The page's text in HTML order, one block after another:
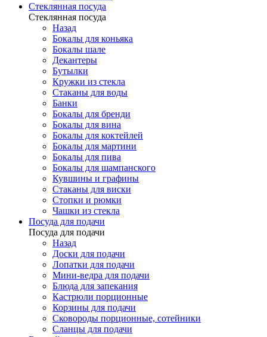
Стеклянная посуда
Стеклянная посуда
Назад
Бокалы для коньяка
Бокалы шале
Декантеры
Бутылки
Кружки из стекла
Стаканы для воды
Банки
Бокалы для бренди
Бокалы для вина
Бокалы для коктейлей
Бокалы для мартини
Бокалы для пива
Бокалы для шампанского
Кувшины и графины
Стаканы для виски
Стопки и рюмки
Чашки из стекла
Посуда для подачи
Посуда для подачи
Назад
Доски для подачи
Лопатки для подачи
Мини-ведра для подачи
Блюда для запекания
Кастрюли порционные
Корзины для подачи
Сковороды порционные, сотейники
Сланцы для подачи